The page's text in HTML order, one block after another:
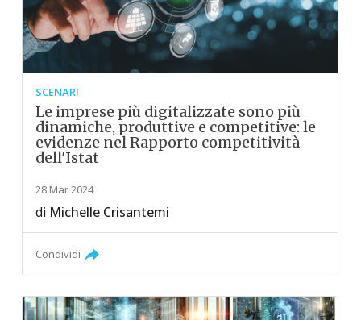
SCENARI
Le imprese più digitalizzate sono più
dinamiche, produttive e competitive: le
evidenze nel Rapporto competitività
dell'Istat
28 Mar 2024
di Michelle Crisantemi
Condividi